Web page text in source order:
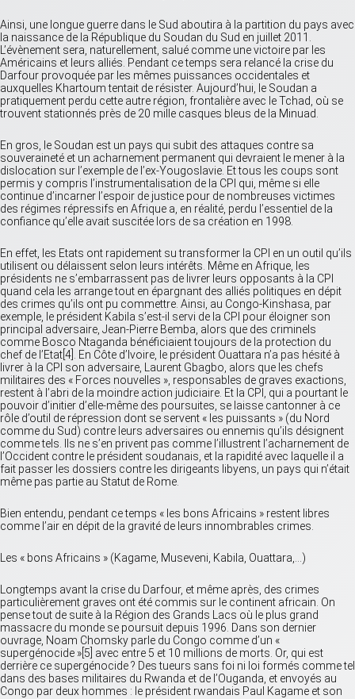
Ainsi, une longue guerre dans le Sud aboutira à la partition du pays avec
la naissance de la République du Soudan du Sud en juillet 2011.
L’évènement sera, naturellement, salué comme une victoire par les
Américains et leurs alliés. Pendant ce temps sera relancé la crise du
Darfour provoquée par les mêmes puissances occidentales et
auxquelles Khartoum tentait de résister. Aujourd’hui, le Soudan a
pratiquement perdu cette autre région, frontalière avec le Tchad, où se
trouvent stationnés près de 20 mille casques bleus de la Minuad.
En gros, le Soudan est un pays qui subit des attaques contre sa
souveraineté et un acharnement permanent qui devraient le mener à la
dislocation sur l’exemple de l’ex-Yougoslavie. Et tous les coups sont
permis y compris l’instrumentalisation de la CPI qui, même si elle
continue d’incarner l’espoir de justice pour de nombreuses victimes
des régimes répressifs en Afrique a, en réalité, perdu l’essentiel de la
confiance qu’elle avait suscitée lors de sa création en 1998.
En effet, les Etats ont rapidement su transformer la CPI en un outil qu’ils
utilisent ou délaissent selon leurs intérêts. Même en Afrique, les
présidents ne s’embarrassent pas de livrer leurs opposants à la CPI
quand cela les arrange tout en épargnant des alliés politiques en dépit
des crimes qu’ils ont pu commettre. Ainsi, au Congo-Kinshasa, par
exemple, le président Kabila s’est-il servi de la CPI pour éloigner son
principal adversaire, Jean-Pierre Bemba, alors que des criminels
comme Bosco Ntaganda bénéficiaient toujours de la protection du
chef de l’Etat[4]. En Côte d’Ivoire, le président Ouattara n’a pas hésité à
livrer à la CPI son adversaire, Laurent Gbagbo, alors que les chefs
militaires des « Forces nouvelles », responsables de graves exactions,
restent à l’abri de la moindre action judiciaire. Et la CPI, qui a pourtant le
pouvoir d’initier d’elle-même des poursuites, se laisse cantonner à ce
rôle d’outil de répression dont se servent « les puissants » (du Nord
comme du Sud) contre leurs adversaires ou ennemis qu’ils désignent
comme tels. Ils ne s’en privent pas comme l’illustrent l’acharnement de
l’Occident contre le président soudanais, et la rapidité avec laquelle il a
fait passer les dossiers contre les dirigeants libyens, un pays qui n’était
même pas partie au Statut de Rome.
Bien entendu, pendant ce temps « les bons Africains » restent libres
comme l’air en dépit de la gravité de leurs innombrables crimes.
Les « bons Africains » (Kagame, Museveni, Kabila, Ouattara,…)
Longtemps avant la crise du Darfour, et même après, des crimes
particulièrement graves ont été commis sur le continent africain. On
pense tout de suite à la Région des Grands Lacs où le plus grand
massacre du monde se poursuit depuis 1996. Dans son dernier
ouvrage, Noam Chomsky parle du Congo comme d’un «
supergénocide »[5] avec entre 5 et 10 millions de morts. Or, qui est
derrière ce supergénocide ? Des tueurs sans foi ni loi formés comme tel
dans des bases militaires du Rwanda et de l’Ouganda, et envoyés au
Congo par deux hommes : le président rwandais Paul Kagame et son